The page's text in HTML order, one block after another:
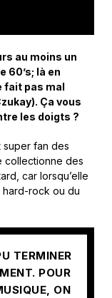
au moins un
60’s; là en
fait pas mal
Ça vous
les doigts ?
super fan des
collectionne des
car lorsqu’elle
hard-rock ou du
TERMINER
POUR
ON